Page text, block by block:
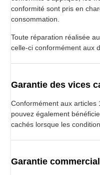
conformité sont pris en
consommation.
Toute réparation réalisée
celle-ci conformément aux
Garantie des vices
Conformément aux articles
pouvez également
cachés lorsque les
Garantie